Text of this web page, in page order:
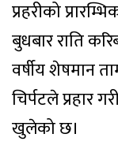
प्रहरीको
बुधबार राति
वर्षीय शेषमान
चिर्पटले प्रहार
खुलेको छ।